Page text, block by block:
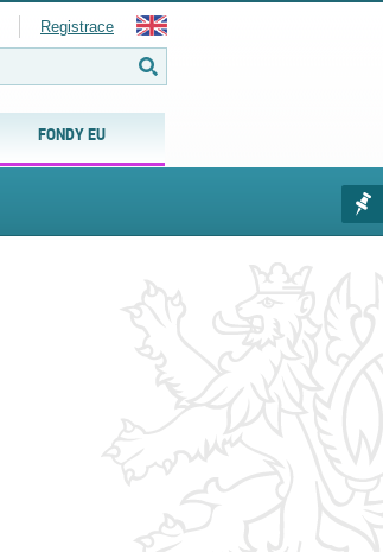
FONDY EU
Registrace